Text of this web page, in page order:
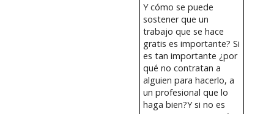
Y cómo se puede
sostener que un
trabajo que se hace
gratis es importante? Si
es tan importante ¿por
qué no contratan a
alguien para hacerlo, a
un profesional que lo
haga bien?Y si no es